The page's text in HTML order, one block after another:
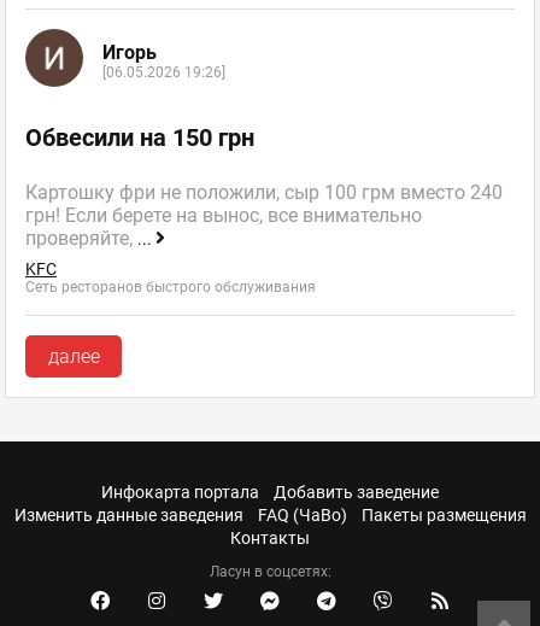
Игорь
[06.05.2026 19:26]
Обвесили на 150 грн
Картошку фри не положили, сыр 100 грм вместо 240
грн! Если берете на вынос, все внимательно
проверяйте, ...
KFC
Сеть ресторанов быстрого обслуживания
далее
Инфокарта портала
Добавить заведение
Изменить данные заведения
FAQ (ЧаВо)
Пакеты размещения
Контакты
Ласун в соцсетях: